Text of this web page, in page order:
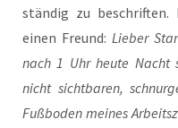
stän­dig zu
einen Freund: Lie­ber
nach 1 Uhr heu­te Nacht
nicht sicht­ba­ren,
Fuß­bo­den mei­nes